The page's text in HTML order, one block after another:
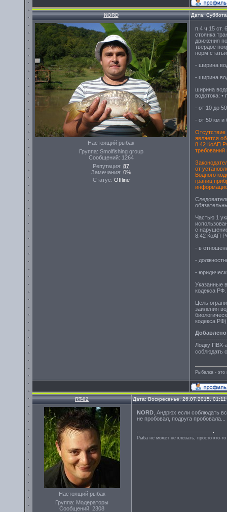
NORD Дата:
Настоящий рыбак
Группа: Smolfishing group
Сообщений: 1264
Репутация: 87
Замечания: 0%
Статус: Offline
п.4 ч.15 ст.
стоянка
движения
твердое
норм
- ширина
- ширина
ширина
водотока:
- от 10 до
- от 50 км
является
8.42 КоАП
от
Водного
границ
Частью 1
с
8.42 КоАП
- в
-
-
Указанные
кодекса РФ.
Цель
заиления
кодекса
Добавлено
Лодку ПВХ-
соблюдать
Рыбалка -
RT-02 Дата: Воскресенье, 26.07.2015,
Настоящий рыбак
Группа: Модераторы
Сообщений: 2308
NORD , Андрюх если соблюдать
не пробовал, подруга
Рыба не может не клевать, просто кто-